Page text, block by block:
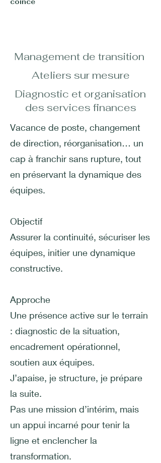
coince
Management de transition
Ateliers sur mesure
Diagnostic et organisation
des services finances
Vacance de poste, changement
de direction, réorganisation… un
cap à franchir sans rupture, tout
en préservant la dynamique des
équipes.
Objectif
Assurer la continuité, sécuriser les
équipes, initier une dynamique
constructive.
Approche
Une présence active sur le terrain
: diagnostic de la situation,
encadrement opérationnel,
soutien aux équipes.
J’apaise, je structure, je prépare
la suite.
Pas une mission d’intérim, mais
un appui incarné pour tenir la
ligne et enclencher la
transformation.